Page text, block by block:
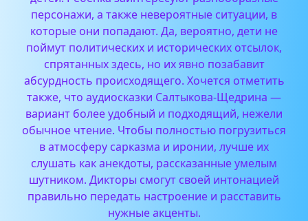
персонажи, а также невероятные ситуации, в
которые они попадают. Да, вероятно, дети не
поймут политических и исторических отсылок,
спрятанных здесь, но их явно позабавит
абсурдность происходящего. Хочется отметить
также, что аудиосказки Салтыкова-Щедрина —
вариант более удобный и подходящий, нежели
обычное чтение. Чтобы полностью погрузиться
в атмосферу сарказма и иронии, лучше их
слушать как анекдоты, рассказанные умелым
шутником. Дикторы смогут своей интонацией
правильно передать настроение и расставить
нужные акценты.